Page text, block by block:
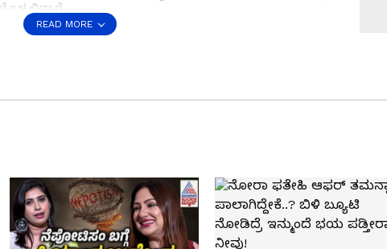
ಸಿದ್ಧಗೊಂಡಿದೆ ಸಿದ್ದಗಂಗೆ..!
ಮಠದ (Siddaganga Mutt) ಲಿಂಗೈಕ್ಯ ಶಿವಕುಮಾರ ಸ್ವಾಮೀಜಿ
ಜಯಂತಿ ಮತ್ತು ಗುರುವಂದನಾ ಕಾರ್ಯಕ್ರಮದಲ್ಲಿ ಭಾಗಿಯಾಗಲಿದ್ದಾರೆ.
READ MORE